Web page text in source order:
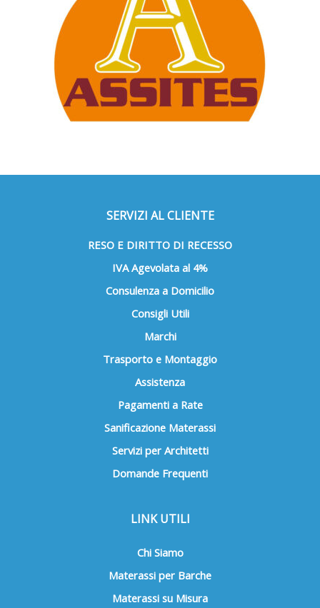
SERVIZI AL CLIENTE
RESO E DIRITTO DI RECESSO
IVA Agevolata al 4%
Consulenza a Domicilio
Consigli Utili
Marchi
Trasporto e Montaggio
Assistenza
Pagamenti a Rate
Sanificazione Materassi
Servizi per Architetti
Domande Frequenti
LINK UTILI
Chi Siamo
Materassi per Barche
Materassi su Misura